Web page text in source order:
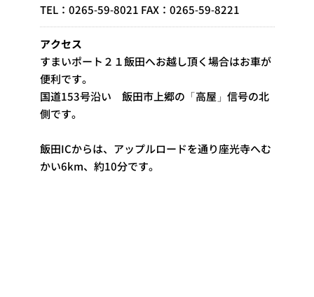
TEL：0265-59-8021 FAX：0265-59-8221
アクセス
すまいポート２１飯田へお越し頂く場合はお車が
便利です。
国道153号沿い 飯田市上郷の「高屋」信号の北
側です。
飯田ICからは、アップルロードを通り座光寺へむ
かい6km、約10分です。